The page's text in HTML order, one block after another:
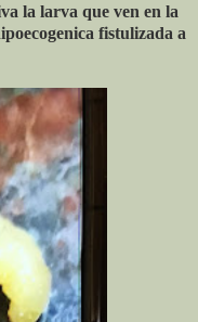
la larva que ven en la
fistulizada a